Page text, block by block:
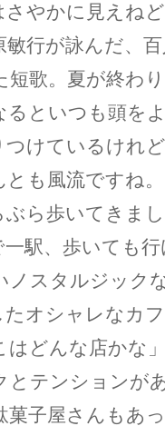
やかに見えね
敏行が詠んだ、
短歌。夏が終わ
るといつも頭を
つけているけれ
も風流ですね
ぶら歩いてきま
駅、歩いても行
ノスタルジック
たオシャレなカ
はどんな店かな
とテンションが
菓子屋さんもあ